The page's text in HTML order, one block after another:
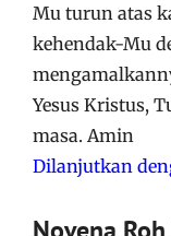
Mu turun atas
kehendak-Mu
Yesus Kristus,
masa. Amin
Dilanjutkan